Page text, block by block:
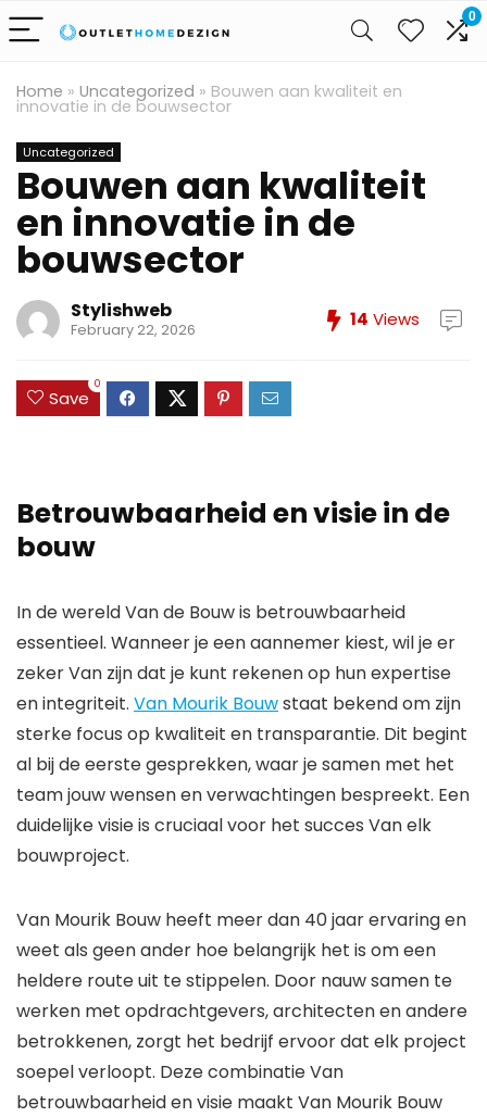
0
Home » Uncategorized » Bouwen aan kwaliteit en
innovatie in de bouwsector
Uncategorized
Bouwen aan kwaliteit
en innovatie in de
bouwsector
Stylishweb
February 22, 2026 14 Views
Save
0
Betrouwbaarheid en visie in de
bouw
In de wereld Van de Bouw is betrouwbaarheid
essentieel. Wanneer je een aannemer kiest, wil je er
zeker Van zijn dat je kunt rekenen op hun expertise
en integriteit. Van Mourik Bouwstaat bekend om zijn
sterke focus op kwaliteit en transparantie. Dit begint
al bij de eerste gesprekken, waar je samen met het
team jouw wensen en verwachtingen bespreekt. Een
duidelijke visie is cruciaal voor het succes Van elk
bouwproject.
Van Mourik Bouw heeft meer dan 40 jaar ervaring en
weet als geen ander hoe belangrijk het is om een
heldere route uit te stippelen. Door nauw samen te
werken met opdrachtgevers, architecten en andere
betrokkenen, zorgt het bedrijf ervoor dat elk project
soepel verloopt. Deze combinatie Van
betrouwbaarheid en visie maakt Van Mourik Bouw